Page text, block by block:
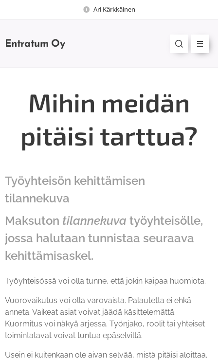
Ari Kärkkäinen
Entratum Oy
Mihin meidän
pitäisi tarttua?
Työyhteisön kehittämisen
tilannekuva
Maksuton tilannekuva työyhteisölle,
jossa halutaan tunnistaa seuraava
kehittämisaskel.
Työyhteisössä voi olla tunne, että jokin kaipaa huomiota.
Vuorovaikutus voi olla varovaista. Palautetta ei ehkä
anneta. Vaikeat asiat voivat jäädä käsittelemättä.
Kuormitus voi näkyä arjessa. Työnjako, roolit tai yhteiset
toimintatavat voivat tuntua epäselviltä.
Usein ei kuitenkaan ole aivan selvää, mistä pitäisi aloittaa.